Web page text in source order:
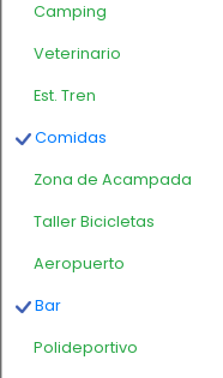
Camping
Veterinario
Est. Tren
Comidas
Zona de Acampada
Taller Bicicletas
Aeropuerto
Bar
Polideportivo